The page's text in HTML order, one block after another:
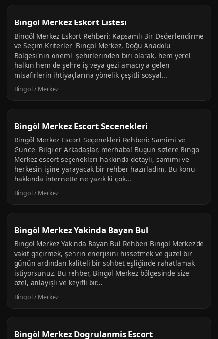
Bingöl Merkez Eskort Listesi
Bingöl Merkez Eskort Rehberi: Kapsamlı Bir Değerlendirme
ve Seçim Kriterleri Bingöl Merkez, Doğu Anadolu
Bölgesi'nin önemli şehirlerinden biri olarak, hem yerel
halkın hem de şehre iş veya gezi amacıyla gelen
misafirlerin ihtiyaçlarına yönelik çeşitli sosyal...
Bingöl / Merkez
Bingöl Merkez Escort Secenekleri
Bingöl Merkez Escort Seçenekleri Rehberi: Samimi ve
Güncel Bilgiler Arkadaşlar, merhaba! Bugün sizlere Bingöl
Merkez escort seçenekleri hakkında detaylı, samimi ve
herkesin işine yarayacak bir rehber hazırladım. Bu konu
hakkında internette ne yazık ki çok...
Bingöl / Merkez
Bingöl Merkez Yakinda Bayan Bul
Bingöl Merkez Yakında Bayan Bul Rehberi Bingöl Merkez'de
vakit geçirmek, şehrin enerjisini hissetmek ve güzel bir
günün ardından kaliteli bir sohbet eşliğinde rahatlamak
istiyorsunuz. Bu rehber, Bingöl Merkez bölgesinde size
özel, anlayışlı ve keyifli bir...
Bingöl / Merkez
Bingöl Merkez Dogrulanmis Escort